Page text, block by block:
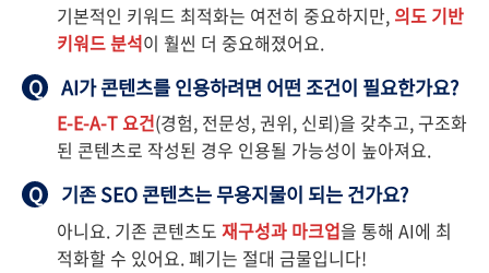
기본적인 키워드 최적화는 여전히 중요하지만, 의도 기반
키워드 분석이 훨씬 더 중요해졌어요.
Q AI가 콘텐츠를 인용하려면 어떤 조건이 필요한가요?
E-E-A-T 요건(경험, 전문성, 권위, 신뢰)을 갖추고, 구조화
된 콘텐츠로 작성된 경우 인용될 가능성이 높아져요.
Q 기존 SEO 콘텐츠는 무용지물이 되는 건가요?
아니요. 기존 콘텐츠도 재구성과 마크업을 통해 AI에 최
적화할 수 있어요. 폐기는 절대 금물입니다!